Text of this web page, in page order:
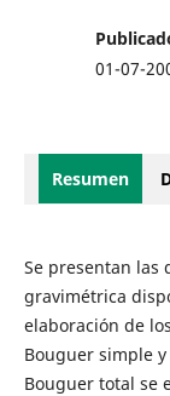
01-07-
Resumen
Se presentan las
gravimétrica
elaboración de
Bouguer simple
Bouguer total se